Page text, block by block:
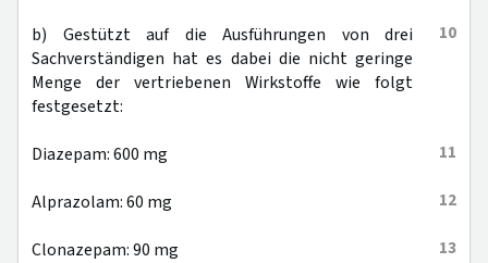
10
b) Gestützt auf die Ausführungen von drei
Sachverständigen hat es dabei die nicht geringe
Menge der vertriebenen Wirkstoffe wie folgt
festgesetzt:
11
Diazepam: 600 mg
12
Alprazolam: 60 mg
13
Clonazepam: 90 mg